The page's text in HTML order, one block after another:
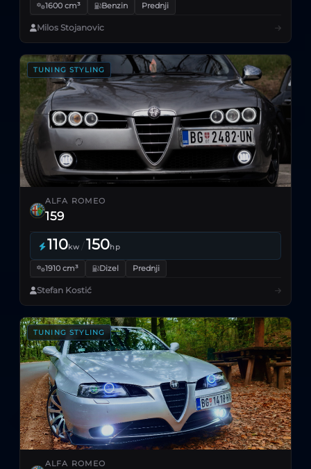
1600 cm³ Benzin Prednji
Milos Stojanovic
TUNING STYLING
ALFA ROMEO
159
110kw /150hp
1910 cm³ Dizel Prednji
Stefan Kostić
TUNING STYLING
ALFA ROMEO